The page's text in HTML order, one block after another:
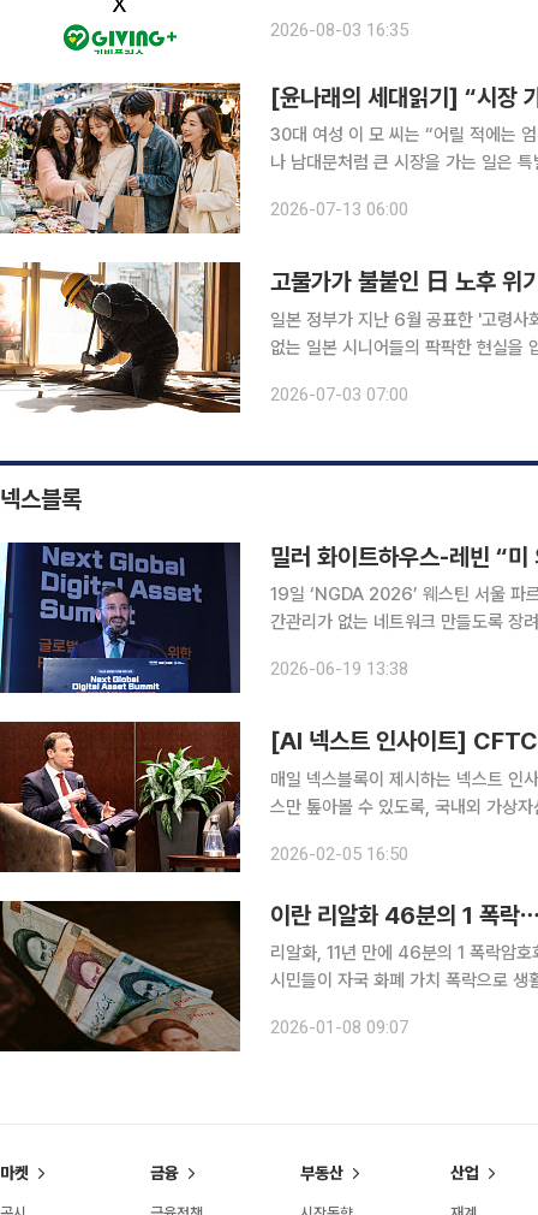
왔다. 기부 물품은 전국 기빙플러스
2026-08-03 16:35
[윤나래의 세대읽기] “시장
30대 여성 이 모 씨는 “어릴 적에는
나 남대문처럼 큰 시장을 가는 일은
가볼까?’라는 이야기하고, 조만간 남
2026-07-13 06:00
고물가가 불붙인 日 노후 위
일본 정부가 지난 6월 공표한 '고령사
없는 일본 시니어들의 팍팍한 현실을 압축해 보여준다. 백서에 따
조가 완전히 고착화됐다. 특히 주목할
2026-07-03 07:00
넥스블록
19일 ‘NGDA 2026’ 웨스틴 서울 파
간관리가 없는 네트워크 만들도록 장려 목표” 미국 가상자산 시장 구조를 정비하
가상자산에 대한 제도적 불확실성이
2026-06-19 13:38
[AI 넥스트 인사이트]
매일 넥스블록이 제시하는 넥스트
스만 톺아볼 수 있도록, 국내외 가상
츠 및 정치 예측시장을 금지하려던 바
2026-02-05 16:50
이란 리알화 46분의 1 폭락
리알화, 11년 만에 46분의 1 폭락암호
시민들이 자국 화폐 가치 폭락으로 생활고에
알을 기록했다. 이는 이란이 지난해 6
2026-01-08 09:07
마켓 금융 부동산 산업